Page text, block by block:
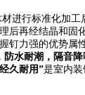
进行标准化加工
后再经结晶和固
钉力强的优势属
防水耐潮，隔音
久耐用”是室内